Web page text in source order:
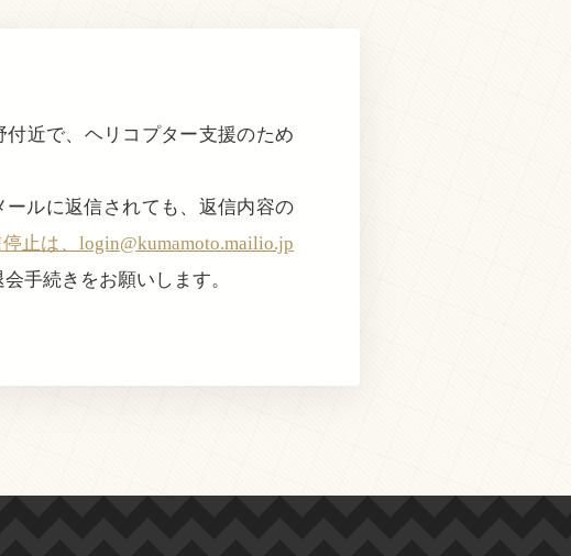
近で、ヘリコプター支援のため
ルに返信されても、返信内容の
止は、login@kumamoto.mailio.jp
手続きをお願いします。